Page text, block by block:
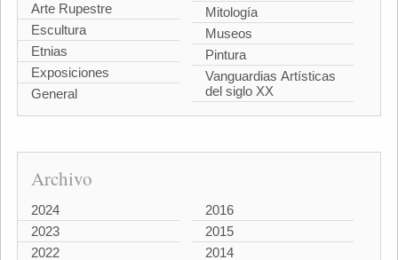
Arte Rupestre
Escultura
Etnias
Exposiciones
General
Mitología
Museos
Pintura
Vanguardias Artísticas
del siglo XX
Archivo
2024
2023
2022
2016
2015
2014